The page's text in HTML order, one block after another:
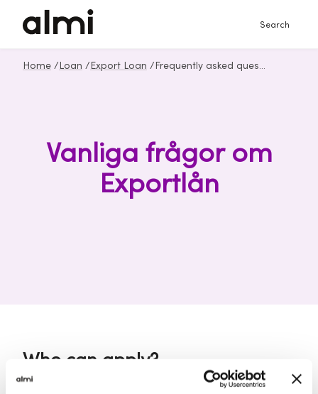
Search
Home / Loan / Export Loan / Frequently asked questions about Export Loan
Vanliga frågor om
Exportlån
Who can apply?